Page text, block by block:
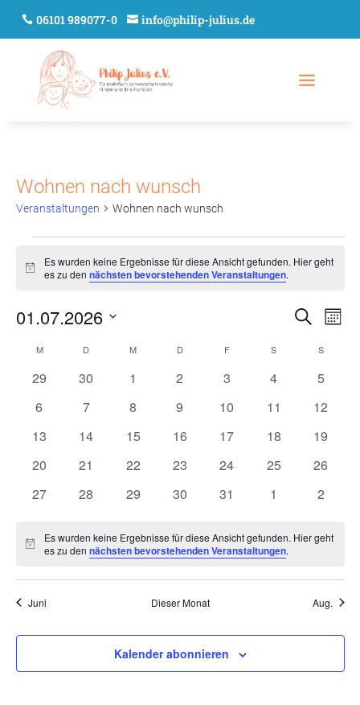
06101 989077-0 info@philip-julius.de
Wohnen nach wunsch
Veranstaltungen Wohnen nach wunsch
Veranstaltungen
Hinweis
Es wurden keine Ergebnisse für diese Ansicht gefunden. Hier geht
es zu dennächsten bevorstehenden Veranstaltungen.
und
Suche
Monat
01.07.2026
Kalender
von
MMONTAG D DIENSTAGM MITTWOCH
DDONNERSTAG
FFREITAG S SAMSTAGS
0
29
0
30
0
1
0
2
0
3
0
4
0
5
0
6
0
7
0
8
0
9
0
10
0
11
0
12
0
13
0
14
0
15
0
16
0
17
0
18
0
19
0
20
0
21
0
22
0
23
0
24
0
25
0
26
0
27
0
28
0
29
0
30
0
31
0
1
0
2
Hinweis
Es wurden keine Ergebnisse für diese Ansicht gefunden. Hier geht
es zu dennächsten bevorstehenden Veranstaltungen.
Juni Dieser Monat Aug.
Kalender abonnieren